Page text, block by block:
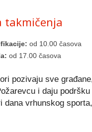
takmičenja
od 10.00 časova
od 17.00 časova
pozivaju sve
i daju podršku
dana vrhunskog